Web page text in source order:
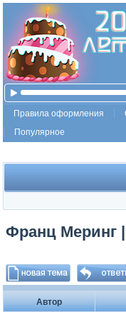
Правила оформления
Популярное
Франц Меринг
Автор